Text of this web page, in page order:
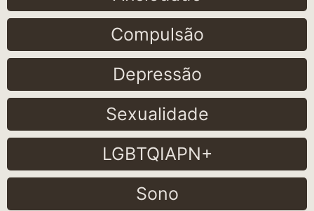
Compulsão
Depressão
Sexualidade
LGBTQIAPN+
Sono